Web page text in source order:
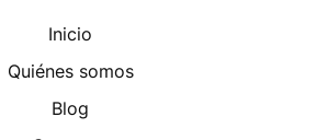
Inicio
Quiénes somos
Blog